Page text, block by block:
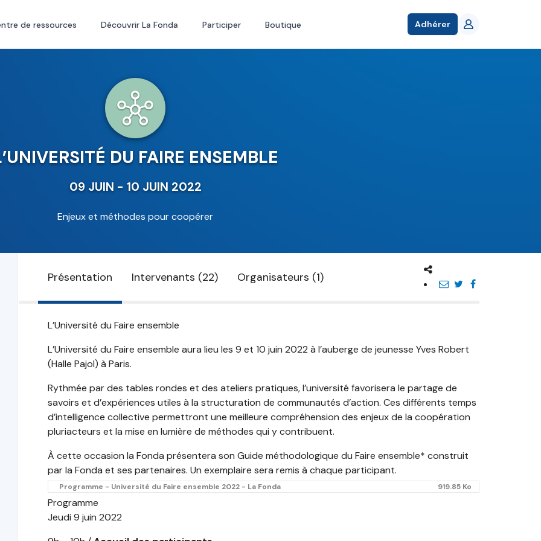
de ressources Découvrir La Fonda Participer Boutique Adhérer
DU FAIRE ENSEMBLE
09 JUIN - 10 JUIN 2022
Enjeux et méthodes pour coopérer
Présentation Intervenants (22) Organisateurs (1)
L’Université du Faire ensemble
L’Université du Faire ensemble aura lieu les 9 et 10 juin 2022 à l’auberge de jeunesse Yves Robert
(Halle Pajol) à Paris.
Rythmée par des tables rondes et des ateliers pratiques, l’université favorisera le partage de
savoirs et d’expériences utiles à la structuration de communautés d’action. Ces différents temps
d’intelligence collective permettront une meilleure compréhension des enjeux de la coopération
pluriacteurs et la mise en lumière de méthodes qui y contribuent.
À cette occasion la Fonda présentera son Guide méthodologique du Faire ensemble* construit
par la Fonda et ses partenaires. Un exemplaire sera remis à chaque participant.
Programme - Université du Faire ensemble 2022 - La Fonda 919.85 Ko
Programme
Jeudi 9 juin 2022